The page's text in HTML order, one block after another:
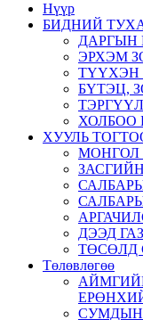
Нүүр
БИДНИЙ
ДАРГЫН
ЭРХЭМ
ТҮҮХЭН
БҮТЭЦ,
ХОЛБОО
ХУУЛЬ
МОНГОЛ
ДЭЭД
ТӨСӨЛД
Төлөвлөгөө
СУМДЫН